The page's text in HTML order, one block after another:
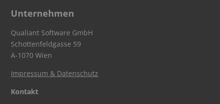
Unternehmen
Qualiant Software GmbH
Schottenfeldgasse 59
A-1070 Wien
Impressum & Datenschutz
Kontakt